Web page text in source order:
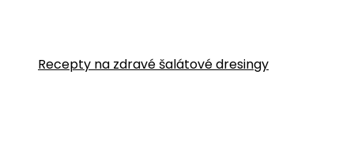
Recepty na zdravé šalátové dresingy